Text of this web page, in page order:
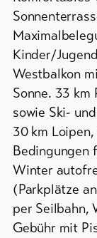
&
Service
Aktuelles
Webcams
Wetter
DEENFR
/
Zeltplätze
Berghütten
/
Gasthäuser
Weitere
Unterkünfte
Shops
Kinder/
Westbalkon
Sonne. 33
sowie Ski-
30 km
Bedingungen
Winter
(Parkplätze
per Seilbahn,
Gebühr mit